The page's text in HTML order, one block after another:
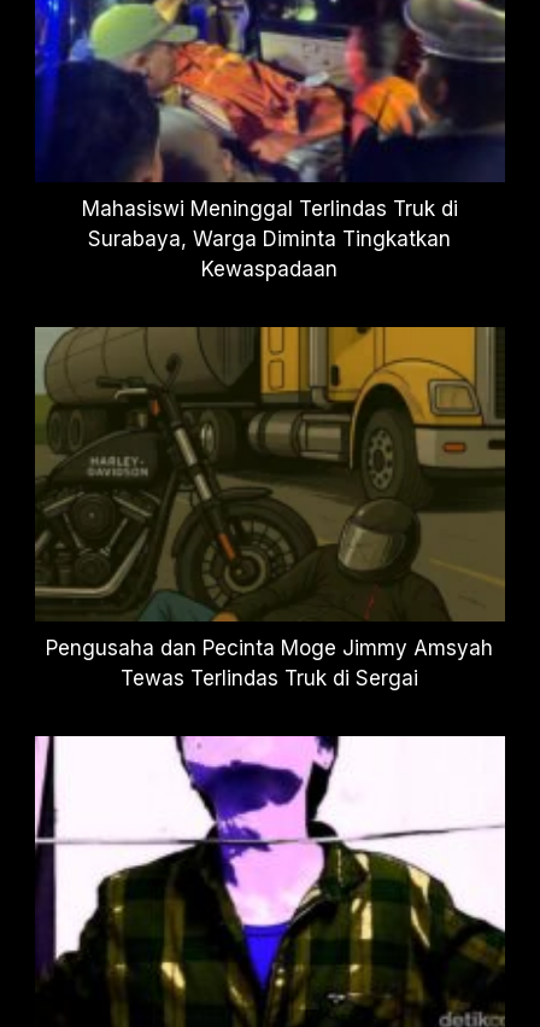
Mahasiswi Meninggal Terlindas Truk di
Surabaya, Warga Diminta Tingkatkan
Kewaspadaan
Pengusaha dan Pecinta Moge Jimmy Amsyah
Tewas Terlindas Truk di Sergai